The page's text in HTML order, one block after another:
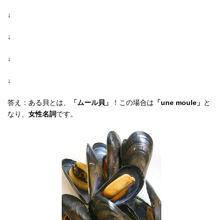
↓
↓
↓
↓
答え：ある貝とは、 「ムール貝」 ！この場合は 「une moule」 と
なり、 女性名詞です。